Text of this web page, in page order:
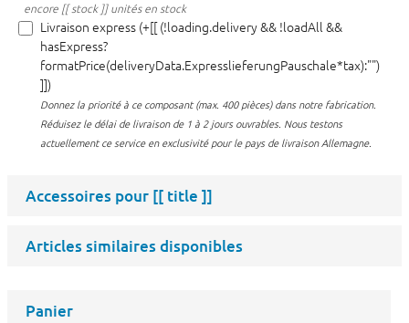
encore [[ stock ]] unités en stock
Livraison express (+[[ (!loading.delivery && !loadAll &&
hasExpress?
formatPrice(deliveryData.ExpresslieferungPauschale*tax):"")
]])
Donnez la priorité à ce composant (max. 400 pièces) dans notre fabrication.
Réduisez le délai de livraison de 1 à 2 jours ouvrables. Nous testons
actuellement ce service en exclusivité pour le pays de livraison Allemagne.
Accessoires pour [[ title ]]
Articles similaires disponibles
Panier